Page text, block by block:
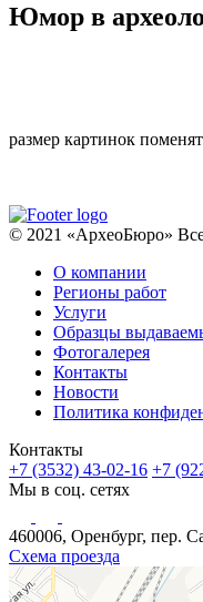
Юмор в
размер картинок
© 2021 «АрхеоБюро»
О компании
Регионы работ
Услуги
Образцы
Фотогалерея
Контакты
Новости
Политика
Контакты
+7 (3532) 43-02-16 +7
Мы в соц. сетях
460006, Оренбург, пер.
Схема проезда